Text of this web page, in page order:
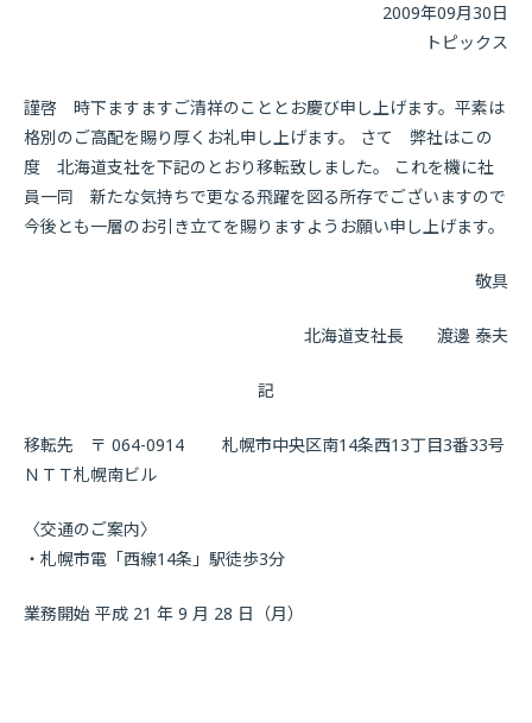
2009年09月30日
トピックス
謹啓 時下ますますご清祥のこととお慶び申し上げます。平素は
格別のご高配を賜り厚くお礼申し上げます。 さて 弊社はこの
度 北海道支社を下記のとおり移転致しました。 これを機に社
員一同 新たな気持ちで更なる飛躍を図る所存でございますので
今後とも一層のお引き立てを賜りますようお願い申し上げます。
敬具
北海道支社長 渡邊 泰夫
記
移転先 〒 064-0914 札幌市中央区南14条西13丁目3番33号
ＮＴＴ札幌南ビル
〈交通のご案内〉
・札幌市電「西線14条」駅徒歩3分
業務開始 平成 21 年 9 月 28 日（月）